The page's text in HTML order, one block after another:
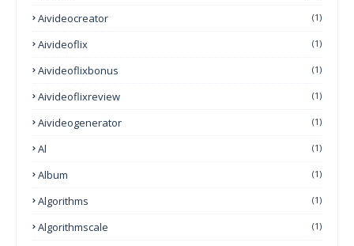
Aivideocreator (1)
Aivideoflix (1)
Aivideoflixbonus (1)
Aivideoflixreview (1)
Aivideogenerator (1)
Al (1)
Album (1)
Algorithms (1)
Algorithmscale (1)